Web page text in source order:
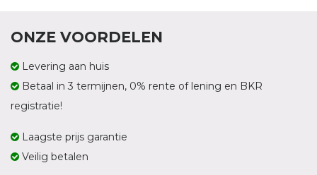
ONZE VOORDELEN
Levering aan huis
Betaal in 3 termijnen, 0% rente of lening en BKR
registratie!
Laagste prijs garantie
Veilig betalen